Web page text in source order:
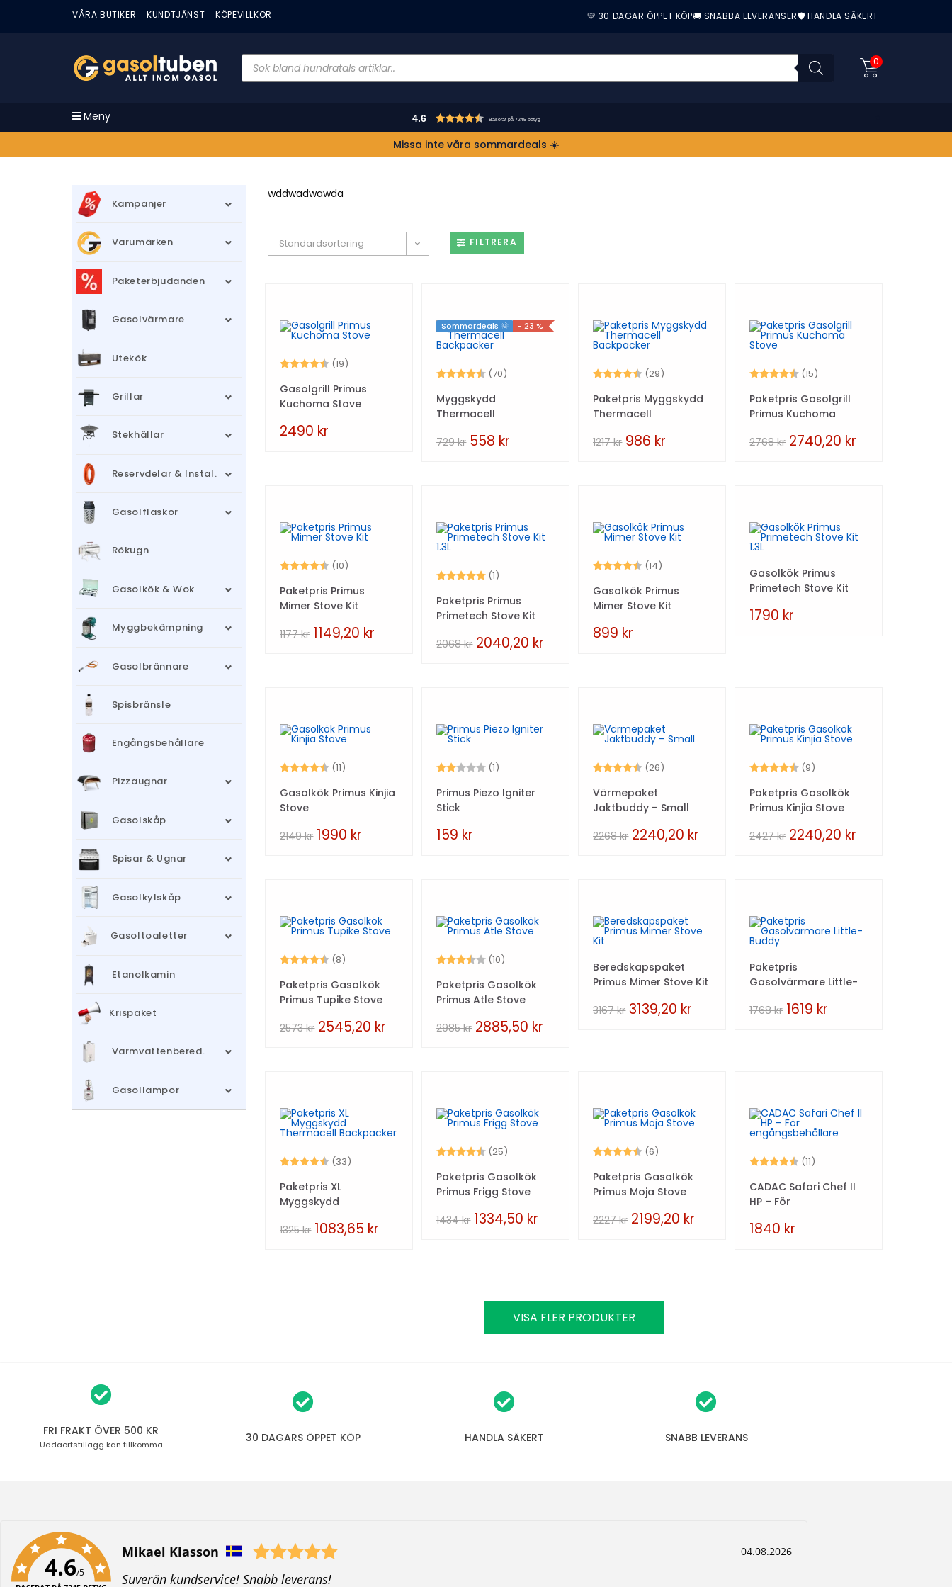
VÅRA BUTIKER KUNDTJÄNST KÖPEVILLKOR 💛 30 DAGAR ÖPPET KÖP🚚 SNABBA LEVERANSER🛡️ HANDLA SÄKERT
0
Meny 4.6 Baserat på 7245 betyg
Missa inte våra sommardeals ☀️
wddwadwawda
Standardsortering FILTRERA
Betyg: (19)
Gasolgrill Primus
Kuchoma Stove
2490 kr
Sommardeals 🌞 - 23 %
Betyg: (70) 4.6 utav 5 stjärnor
Myggskydd
Thermacell
729kr 558 kr
Betyg: (29) 4.6 utav 5 stjärnor
Paketpris Myggskydd
Thermacell
1217kr 986 kr
Betyg: (15)
Paketpris Gasolgrill
Primus Kuchoma
2768kr 2740,20 kr
Betyg: (10)
Paketpris Primus
Mimer Stove Kit
1177kr 1149,20 kr
Betyg: (1)
Paketpris Primus
Primetech Stove Kit
2068kr 2040,20 kr
Betyg: (14)
Gasolkök Primus
Mimer Stove Kit
899 kr
Gasolkök Primus
Primetech Stove Kit
1790 kr
Betyg: (11)
Gasolkök Primus Kinjia
Stove
2149kr 1990 kr
Betyg: (1)
Primus Piezo Igniter
Stick
159 kr
Betyg: (26) 4.9 utav 5 stjärnor
Värmepaket
Jaktbuddy – Small
2268kr 2240,20 kr
Betyg: (9)
Paketpris Gasolkök
Primus Kinjia Stove
2427kr 2240,20 kr
Betyg: (8)
Paketpris Gasolkök
Primus Tupike Stove
2573kr 2545,20 kr
Betyg: (10)
Paketpris Gasolkök
Primus Atle Stove
2985kr 2885,50 kr
Beredskapspaket
Primus Mimer Stove Kit
3167kr 3139,20 kr
Paketpris
Gasolvärmare Little-
1768kr 1619 kr
Betyg: (33) 4.7 utav 5 stjärnor
Paketpris XL
Myggskydd
Backpacker
1325kr 1083,65 kr
Betyg: (25) 4.7 utav 5 stjärnor
Paketpris Gasolkök
Primus Frigg Stove
1434kr 1334,50 kr
Betyg: (6)
Paketpris Gasolkök
Primus Moja Stove
2227kr 2199,20 kr
Betyg: (11)
CADAC Safari Chef II
HP – För
1840 kr
VISA FLER PRODUKTER
Kampanjer
Varumärken
Paketerbjudanden
Gasolvärmare
Utekök
Grillar
Stekhällar
Reservdelar & Instal.
Gasolflaskor
Rökugn
Gasolkök & Wok
Myggbekämpning
Gasolbrännare
Spisbränsle
Engångsbehållare
Pizzaugnar
Gasolskåp
Spisar & Ugnar
Gasolkylskåp
Gasoltoaletter
Etanolkamin
Krispaket
Varmvattenbered.
Gasollampor
FRI FRAKT ÖVER 500 KR
Uddaortstillägg kan tillkomma 30 DAGARS ÖPPET KÖP HANDLA SÄKERT SNABB LEVERANS
4.6/5
Författare:
Mikael Klasson
D
04.08.2026
T
Suverän kundservice! Snabb leverans!